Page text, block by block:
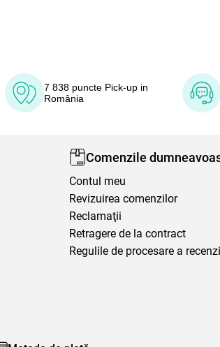
7 838 puncte Pick-up in
România
Comenzile
Contul meu
Revizuirea comenzilor
Reclamaţii
Retragere de la contract
Regulile de procesare a